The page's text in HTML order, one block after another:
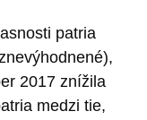
patria
2017 znížila
medzi tie,